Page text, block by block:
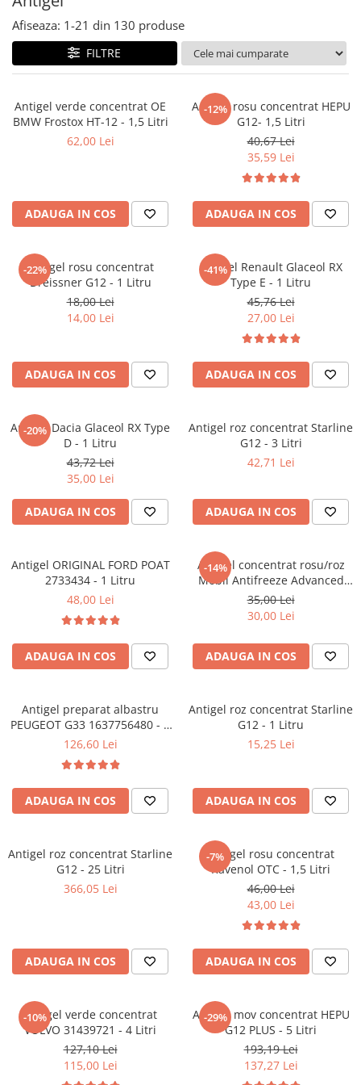
Accesorii spalare si uscare
Intretinere motor
Curatare generala
Restaurare faruri
Decontaminare vopsea
Intretinere vopsea
Intretinere moto
Intretinere barci
Recipiente si pulverizatoare
Genti si accesorii
► Filtre auto
■ Accesorii filtre
■ Filtre aer
■ Filtre habitaclu
■ Filtre hidraulice
■ Filtre uscator
■ Filtre aditivi
■ Filtre epurator
► Piese auto
Filtre aditivi
Filtre agent racire
Accesorii filtre
Filtre aer
Filtre combustibil
Filtre habitaclu
Filtre uscator
Filtre hidraulice
Filtre epurator
Placute frana
Discuri frana
Cablu frana de mana
Electrice
Bujii incandescente
Distributie
Kit distributie
Afiseaza: 1-21 din 130 produse
FILTRE
Antigel verde concentrat OE
BMW Frostox HT-12 - 1,5 Litri
62,00 Lei
ADAUGA IN COS
-12%
Antigel rosu concentrat HEPU
G12- 1,5 Litri
40,67 Lei
35,59 Lei
ADAUGA IN COS
-22%
Antigel rosu concentrat
Dreissner G12 - 1 Litru
18,00 Lei
14,00 Lei
ADAUGA IN COS
-41%
Antigel Renault Glaceol RX
Type E - 1 Litru
45,76 Lei
27,00 Lei
ADAUGA IN COS
-20%
Antigel Dacia Glaceol RX Type
D - 1 Litru
43,72 Lei
35,00 Lei
ADAUGA IN COS
Antigel roz concentrat Starline
G12 - 3 Litri
42,71 Lei
ADAUGA IN COS
Antigel ORIGINAL FORD POAT
2733434 - 1 Litru
48,00 Lei
ADAUGA IN COS
-14%
Antigel concentrat rosu/roz
Mobil Antifreeze Advanced
G12/G12+ - 1 Litru
35,00 Lei
30,00 Lei
ADAUGA IN COS
Antigel preparat albastru
PEUGEOT G33 1637756480 - 5
Litri
126,60 Lei
ADAUGA IN COS
Antigel roz concentrat Starline
G12 - 1 Litru
15,25 Lei
ADAUGA IN COS
Antigel roz concentrat Starline
G12 - 25 Litri
366,05 Lei
ADAUGA IN COS
-7%
Antigel rosu concentrat
Ravenol OTC - 1,5 Litri
46,00 Lei
43,00 Lei
ADAUGA IN COS
-10%
Antigel verde concentrat
VOLVO 31439721 - 4 Litri
127,10 Lei
115,00 Lei
-29%
Antigel mov concentrat HEPU
G12 PLUS - 5 Litri
193,19 Lei
137,27 Lei